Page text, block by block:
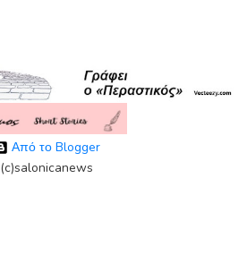
Από το Blogger
(c)salonicanews